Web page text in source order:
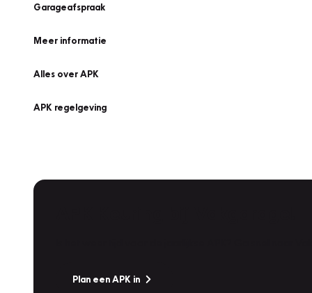
Garageafspraak
Meer informatie
Alles over APK
APK regelgeving
Plan een APK in